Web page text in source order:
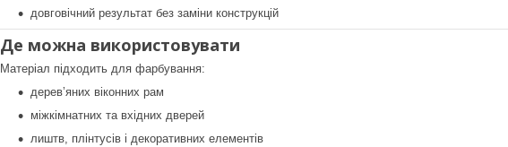
довговічний результат без заміни конструкцій
Де можна використовувати
Матеріал підходить для фарбування:
деревʼяних віконних рам
міжкімнатних та вхідних дверей
лиштв, плінтусів і декоративних елементів